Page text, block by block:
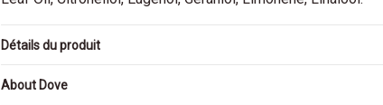
Détails du produit
About Dove